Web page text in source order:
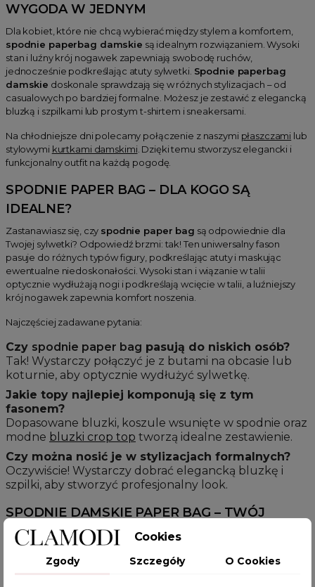
WYGODA W JEDNYM
Dla kobiet, które nie chcą wybierać między stylem a komfortem,
spodnie paperbag damskie są idealnym rozwiązaniem. Wysoki
stan i luźny krój nogawek zapewniają swobodę ruchów,
jednocześnie podkreślając atuty sylwetki. Spodnie paperbag
damskie doskonale sprawdzają się w różnych stylizacjach – od
casualowych po bardziej formalne. Możesz je zestawić z elegancką
bluzką i szpilkami lub prostym t-shirtem i sneakersami.
Na chłodniejsze dni polecamy połączenie z naszymi płaszczami lub
stylowymi kurtkami damskimi. Dzięki temu stworzysz elegancki i
funkcjonalny outfit na każdą pogodę.
SPODNIE PAPER BAG – DLA KOGO SĄ
IDEALNE?
Zastanawiasz się, czy spodnie paper bag są odpowiednie dla
Twojej sylwetki? Odpowiedź brzmi: tak! Ten uniwersalny fason
pasuje do różnych typów figury, podkreślając atuty i maskując
ewentualne niedoskonałości. Wysoki stan i wiązanie w talii
optycznie wydłużają nogi i podkreślają wcięcie w talii, a luźniejszy
krój nogawek zapewnia komfort noszenia.
Najczęściej zadawane pytania:
Czy spodnie paper bag pasują do niskich osób?
Tak! Wystarczy połączyć je z butami na obcasie lub
koturnie, aby optycznie wydłużyć sylwetkę.
Jakie topy najlepiej komponują się z tym
fasonem?
Dopasowane bluzki, koszule wsunięte w spodnie oraz
modne bluzki crop top tworzą idealne zestawienie.
Czy można nosić je w stylizacjach formalnych?
Oczywiście! Wystarczy dobrać elegancką bluzkę i
szpilki, aby stworzyć profesjonalny look.
SPODNIE DAMSKIE PAPER BAG – TWÓJ
KLUCZ DO STYLU
spodnie damskie paper bagsą tym, czego potrzebujesz. Ich
Cookies
Zgody Szczegóły O Cookies